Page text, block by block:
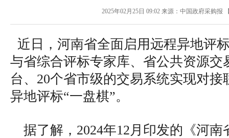
2025年02月25日 09:02来源： 中国政府采购报
近日，河南省全面启用远程异地评
与省综合评标专家库、省公共资源交
台、20个省市级的交易系统实现对
异地评标“一盘棋”。
据了解，2024年12月印发的《河